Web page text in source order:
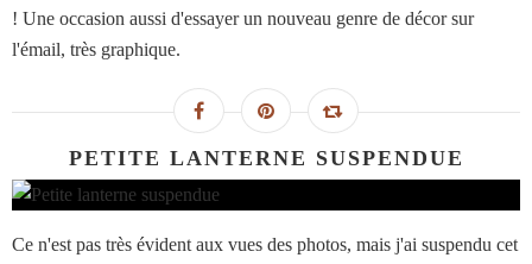
! Une occasion aussi d'essayer un nouveau genre de décor sur
l'émail, très graphique.
PETITE LANTERNE SUSPENDUE
Ce n'est pas très évident aux vues des photos, mais j'ai suspendu cet